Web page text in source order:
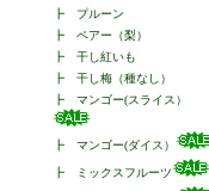
┣
プルーン
┣ ペアー（梨）
┣ 干し紅いも
┣ 干し梅（種なし）
┣ マンゴー(スライス）
┣ マンゴー(ダイス）
┣ ミックスフルーツ